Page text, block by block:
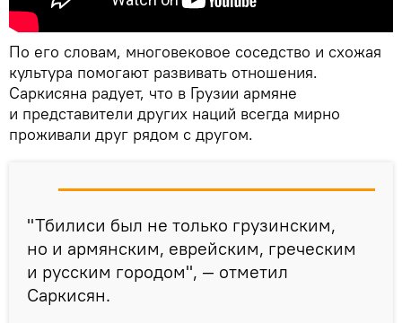
По его словам, многовековое соседство и схожая
культура помогают развивать отношения.
Саркисяна радует, что в Грузии армяне
и представители других наций всегда мирно
проживали друг рядом с другом.
"Тбилиси был не только грузинским,
но и армянским, еврейским, греческим
и русским городом", — отметил
Саркисян.